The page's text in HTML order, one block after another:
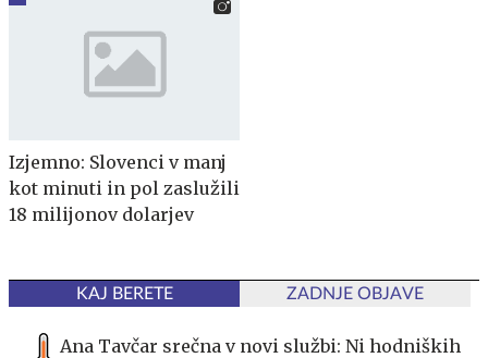
Izjemno: Slovenci v manj
kot minuti in pol zaslužili
18 milijonov dolarjev
KAJ BERETE ZADNJE OBJAVE
Ana Tavčar srečna v novi službi: Ni hodniških